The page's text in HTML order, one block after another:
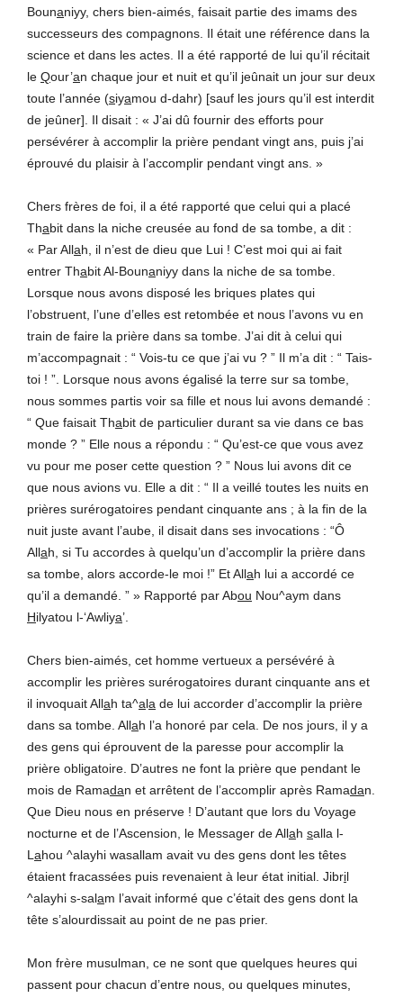
Bounaniyy, chers bien-aimés, faisait partie des imams des
successeurs des compagnons. Il était une référence dans la
science et dans les actes. Il a été rapporté de lui qu’il récitait
le Qour’an chaque jour et nuit et qu’il jeûnait un jour sur deux
toute l’année (siyamou d-dahr) [sauf les jours qu’il est interdit
de jeûner]. Il disait : « J’ai dû fournir des efforts pour
persévérer à accomplir la prière pendant vingt ans, puis j’ai
éprouvé du plaisir à l’accomplir pendant vingt ans. »
Chers frères de foi, il a été rapporté que celui qui a placé
Thabit dans la niche creusée au fond de sa tombe, a dit :
« Par Allah, il n’est de dieu que Lui ! C’est moi qui ai fait
entrer Thabit Al-Bounaniyy dans la niche de sa tombe.
Lorsque nous avons disposé les briques plates qui
l’obstruent, l’une d’elles est retombée et nous l’avons vu en
train de faire la prière dans sa tombe. J’ai dit à celui qui
m’accompagnait : “ Vois-tu ce que j’ai vu ? ” Il m’a dit : “ Tais-
toi ! ”. Lorsque nous avons égalisé la terre sur sa tombe,
nous sommes partis voir sa fille et nous lui avons demandé :
“ Que faisait Thabit de particulier durant sa vie dans ce bas
monde ? ” Elle nous a répondu : “ Qu’est-ce que vous avez
vu pour me poser cette question ? ” Nous lui avons dit ce
que nous avions vu. Elle a dit : “ Il a veillé toutes les nuits en
prières surérogatoires pendant cinquante ans ; à la fin de la
nuit juste avant l’aube, il disait dans ses invocations : “Ô
Allah, si Tu accordes à quelqu’un d’accomplir la prière dans
sa tombe, alors accorde-le moi !” Et Allah lui a accordé ce
qu’il a demandé. ” » Rapporté par Abou Nou^aym dans
Hilyatou l-‘Awliya’.
Chers bien-aimés, cet homme vertueux a persévéré à
accomplir les prières surérogatoires durant cinquante ans et
il invoquait Allah ta^ala de lui accorder d’accomplir la prière
dans sa tombe. Allah l’a honoré par cela. De nos jours, il y a
des gens qui éprouvent de la paresse pour accomplir la
prière obligatoire. D’autres ne font la prière que pendant le
mois de Ramadan et arrêtent de l’accomplir après Ramadan.
Que Dieu nous en préserve ! D’autant que lors du Voyage
nocturne et de l’Ascension, le Messager de Allah salla l-
Lahou ^alayhi wasallam avait vu des gens dont les têtes
étaient fracassées puis revenaient à leur état initial. Jibril
^alayhi s-salam l’avait informé que c’était des gens dont la
tête s’alourdissait au point de ne pas prier.
Mon frère musulman, ce ne sont que quelques heures qui
passent pour chacun d’entre nous, ou quelques minutes,